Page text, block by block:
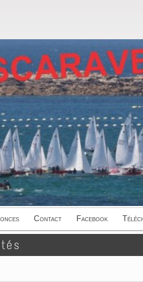
Contact Facebook